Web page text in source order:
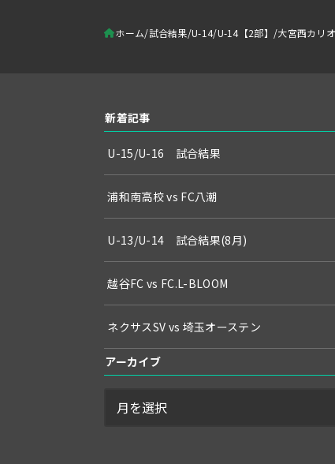
ホーム 試合結果 U-14 U-14【2部】 大宮西カリ
新着記事
U-15/U-16 試合結果
浦和南高校 vs FC八潮
U-13/U-14 試合結果(8月)
越谷FC vs FC.L-BLOOM
ネクサスSV vs 埼玉オーステン
アーカイブ